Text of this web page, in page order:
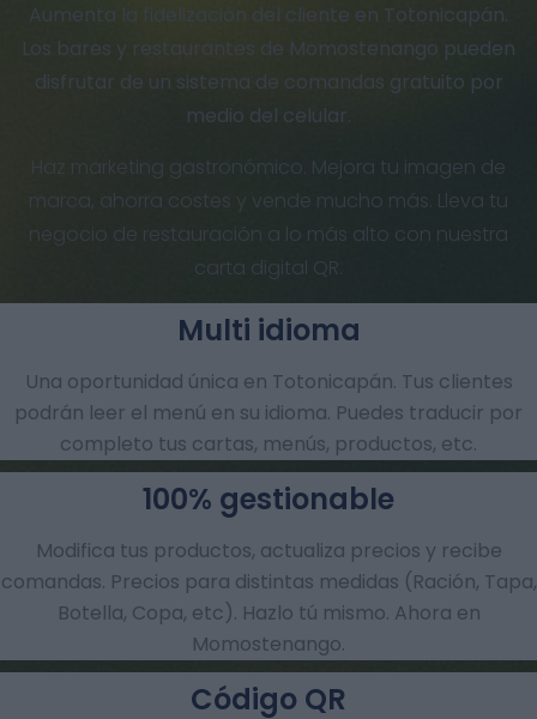
Aumenta la fidelización del cliente en Totonicapán.
Los bares y restaurantes de Momostenango pueden
disfrutar de un sistema de comandas gratuito por
medio del celular.
Haz marketing gastronómico. Mejora tu imagen de
marca, ahorra costes y vende mucho más. Lleva tu
negocio de restauración a lo más alto con nuestra
carta digital QR.
Una oportunidad única en Totonicapán. Tus clientes
podrán leer el menú en su idioma. Puedes traducir por
completo tus cartas, menús, productos, etc.
Multi idioma
Modifica tus productos, actualiza precios y recibe
comandas.​ Precios para distintas medidas (Ración, Tapa,
Botella, Copa, etc). Hazlo tú mismo. Ahora en
Momostenango.
100% gestionable
Código QR